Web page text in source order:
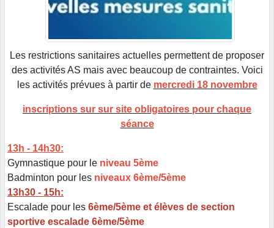
Les restrictions sanitaires actuelles permettent de proposer
des activités AS mais avec beaucoup de contraintes. Voici
les activités prévues à partir de mercredi 18 novembre
inscriptions sur sur site obligatoires pour chaque
séance
13h - 14h30:
Gymnastique pour le niveau 5ème
Badminton pour les niveaux 6ème/5ème
13h30 - 15h:
Escalade pour les 6ème/5ème et élèves de section
sportive escalade 6ème/5ème